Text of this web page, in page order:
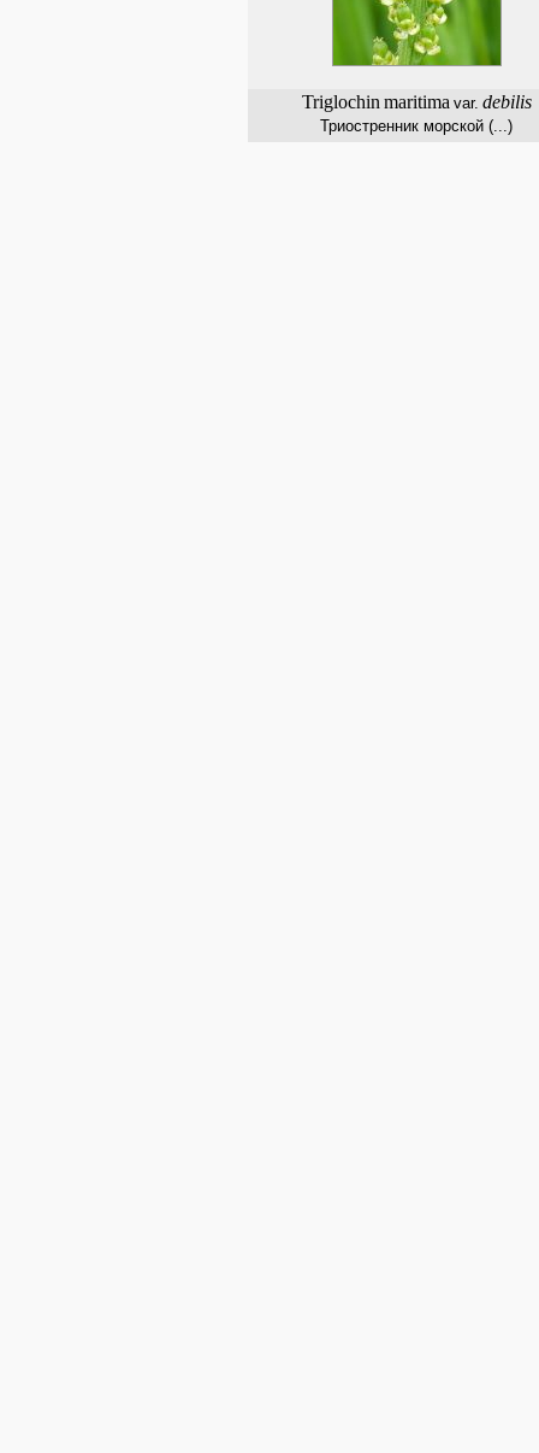
Triglochin maritima var. debilis
Триостренник морской (...)